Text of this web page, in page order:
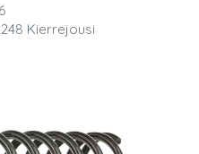
Kierrejousi